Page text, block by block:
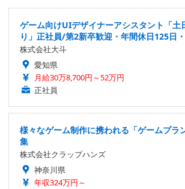
ゲーム向けUIデザイナーアシスタント「土
り」正社員/第2新卒歓迎・年間休日125日
株式会社大斗
愛知県
月給30万8,700円～52万円
正社員
様々なゲーム制作に携われる「ゲームプラ
集
株式会社クラップハンズ
神奈川県
年収324万円～